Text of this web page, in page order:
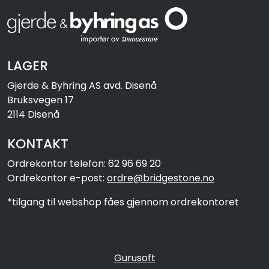
LAGER
Gjerde & Byhring AS avd. Disenå
Bruksvegen 17
2114 Disenå
KONTAKT
Ordrekontor telefon: 62 96 69 20
Ordrekontor e-post: ordre@bridgestone.no
*tilgang til webshop fåes gjennom ordrekontoret
Gurusoft